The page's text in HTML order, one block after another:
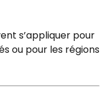
s’appliquer pour
ou pour les régions